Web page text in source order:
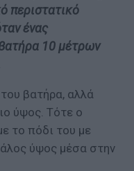
περιστατικό
ένας
10 μέτρων
βατήρα, αλλά
ύψος. Τότε ο
το πόδι του με
ύψος μέσα στην